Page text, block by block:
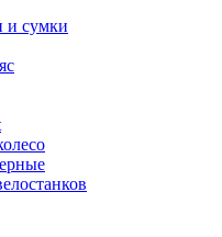
и сумки